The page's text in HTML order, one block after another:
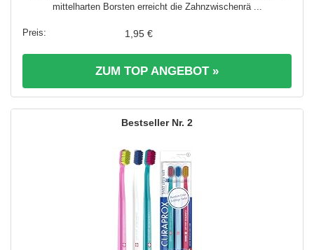
mittelharten Borsten erreicht die Zahnzwischenrä ...
1,95 €
ZUM TOP ANGEBOT »
2